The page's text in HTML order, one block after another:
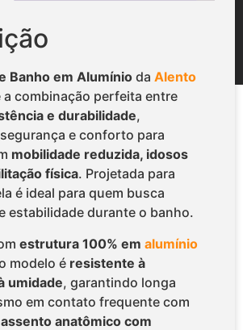
Banho em Alumínio da Alento
a combinação perfeita entre
e durabilidade,
e conforto para
mobilidade reduzida, idosos
física. Projetada para
é ideal para quem busca
estabilidade durante o banho.
estrutura 100% em alumínio
modelo é resistente à
umidade, garantindo longa
em contato frequente com
assento anatômico com